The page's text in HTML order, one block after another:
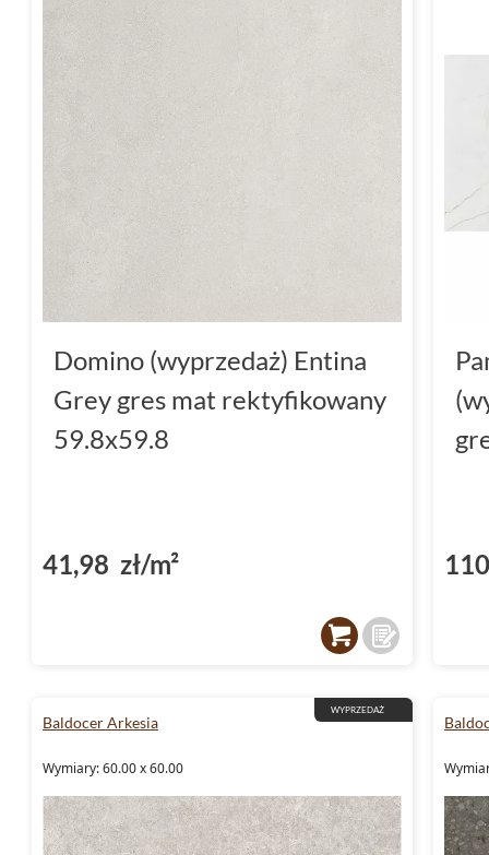
Domino (wyprzedaż) Entina
Grey gres mat rektyfikowany
59.8x59.8
41,98 zł/m²
WYPRZEDAŻ
Baldocer Arkesia
Wymiary: 60.00 x 60.00